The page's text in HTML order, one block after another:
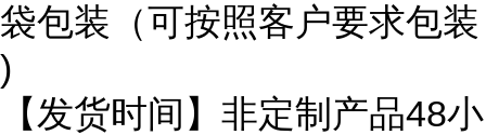
袋包装（可按照客户要求包装
)
【发货时间】非定制产品48小